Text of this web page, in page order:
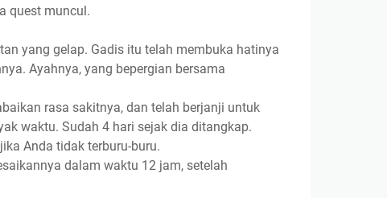
quest muncul.
yang gelap. Gadis itu telah membuka hatinya
Ayahnya, yang bepergian bersama
rasa sakitnya, dan telah berjanji untuk
waktu. Sudah 4 hari sejak dia ditangkap.
Anda tidak terburu-buru.
dalam waktu 12 jam, setelah